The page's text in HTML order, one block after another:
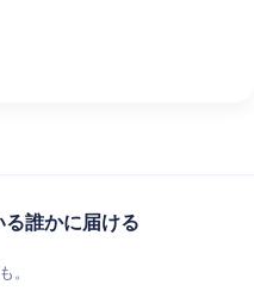
誰かに届ける
。